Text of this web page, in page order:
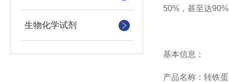
生物化学试剂
50%，甚至达
基本信息：
产品名称：转铁